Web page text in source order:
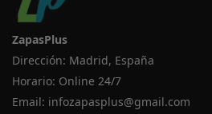
ZapasPlus
Dirección: Madrid, España
Horario: Online 24/7
Email: infozapasplus@gmail.com